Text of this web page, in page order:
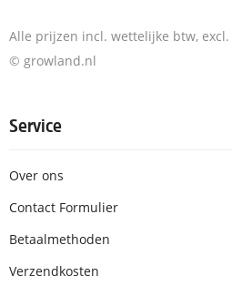
Alle prijzen incl. wettelijke btw, excl.
© growland.nl
Service
Over ons
Contact Formulier
Betaalmethoden
Verzendkosten